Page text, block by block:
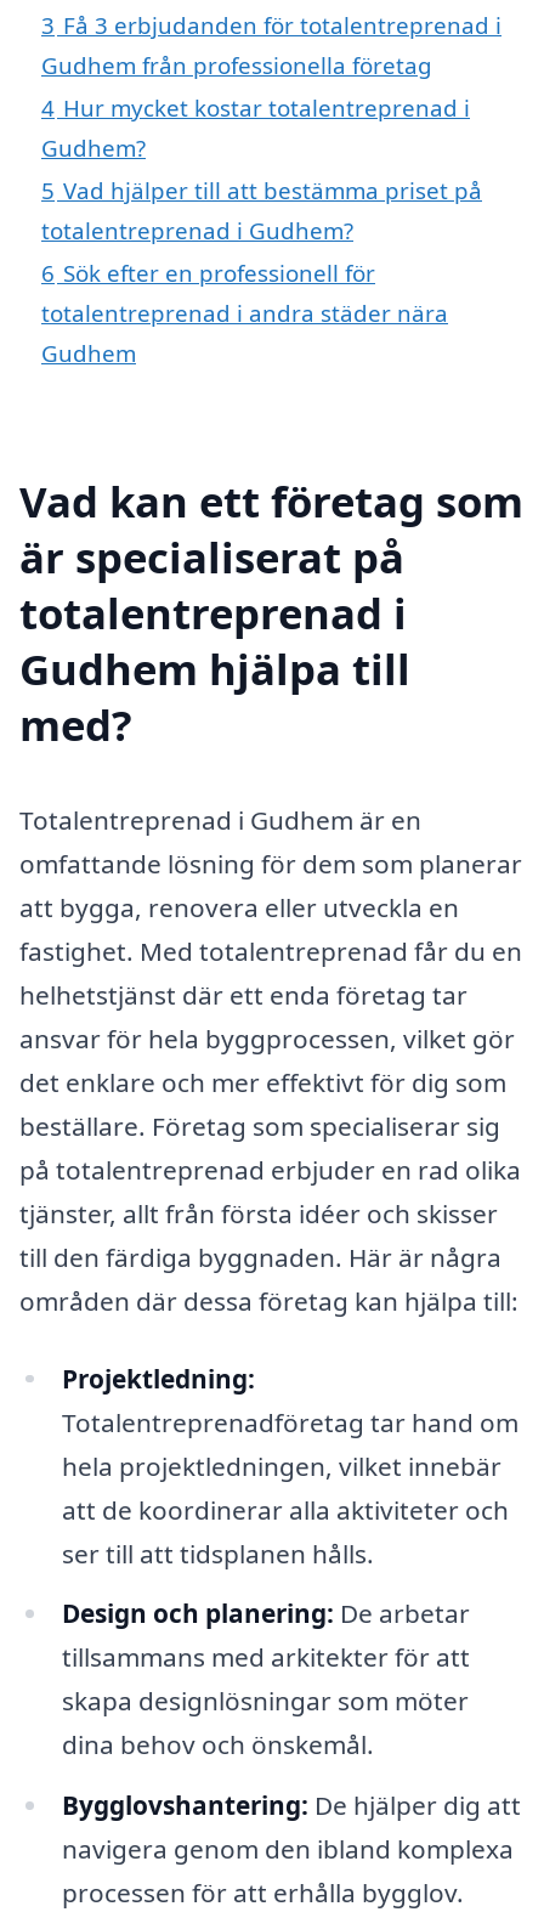
3 Få 3 erbjudanden för totalentreprenad i
Gudhem från professionella företag
4 Hur mycket kostar totalentreprenad i
Gudhem?
5 Vad hjälper till att bestämma priset på
totalentreprenad i Gudhem?
6 Sök efter en professionell för
totalentreprenad i andra städer nära
Gudhem
Vad kan ett företag som
är specialiserat på
totalentreprenad i
Gudhem hjälpa till
med?
Totalentreprenad i Gudhem är en
omfattande lösning för dem som planerar
att bygga, renovera eller utveckla en
fastighet. Med totalentreprenad får du en
helhetstjänst där ett enda företag tar
ansvar för hela byggprocessen, vilket gör
det enklare och mer effektivt för dig som
beställare. Företag som specialiserar sig
på totalentreprenad erbjuder en rad olika
tjänster, allt från första idéer och skisser
till den färdiga byggnaden. Här är några
områden där dessa företag kan hjälpa till:
Projektledning:
Totalentreprenadföretag tar hand om
hela projektledningen, vilket innebär
att de koordinerar alla aktiviteter och
ser till att tidsplanen hålls.
Design och planering: De arbetar
tillsammans med arkitekter för att
skapa designlösningar som möter
dina behov och önskemål.
Bygglovshantering: De hjälper dig att
navigera genom den ibland komplexa
processen för att erhålla bygglov.